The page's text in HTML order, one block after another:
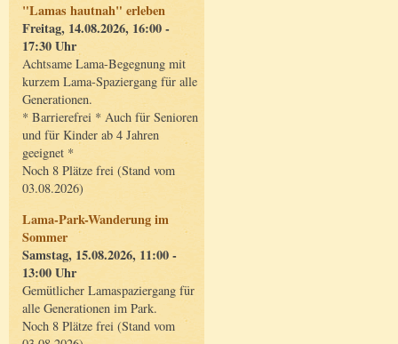
"Lamas hautnah" erleben
Freitag, 14.08.2026, 16:00 -
17:30 Uhr
Achtsame Lama-Begegnung mit
kurzem Lama-Spaziergang für alle
Generationen.
* Barrierefrei * Auch für Senioren
und für Kinder ab 4 Jahren
geeignet *
Noch 8 Plätze frei (Stand vom
03.08.2026)
Lama-Park-Wanderung im
Sommer
Samstag, 15.08.2026, 11:00 -
13:00 Uhr
Gemütlicher Lamaspaziergang für
alle Generationen im Park.
Noch 8 Plätze frei (Stand vom